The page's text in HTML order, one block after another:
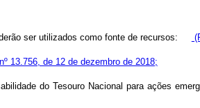
ser utilizados como fonte de recursos:
13.756, de 12 de dezembro de 2018;
do Tesouro Nacional para ações